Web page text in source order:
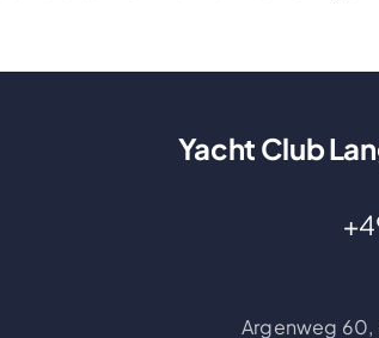
Yacht Club
Argenweg 60,